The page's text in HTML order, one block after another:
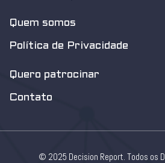
Quem somos
Política de Privacidade
Quero patrocinar
Contato
© 2025 Decision Report. Todos os